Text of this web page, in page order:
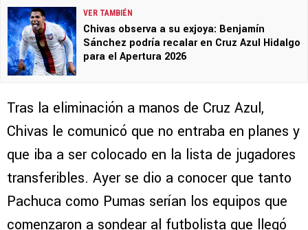
VER TAMBIÉN
Chivas observa a su exjoya: Benjamín
Sánchez podría recalar en Cruz Azul Hidalgo
para el Apertura 2026
Tras la eliminación a manos de Cruz Azul,
Chivas le comunicó que no entraba en planes y
que iba a ser colocado en la lista de jugadores
transferibles. Ayer se dio a conocer que tanto
Pachuca como Pumas serían los equipos que
comenzaron a sondear al futbolista que llegó